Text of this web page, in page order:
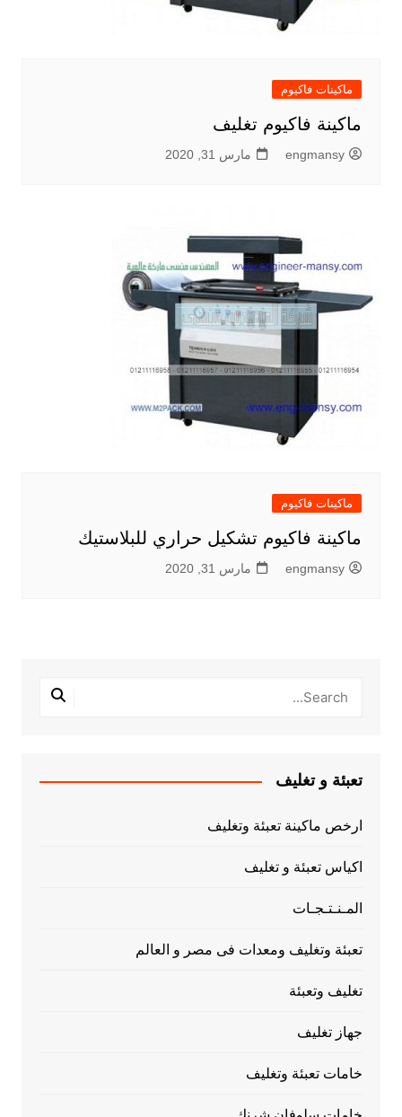
ماكينات فاكيوم
ماكينة فاكيوم تغليف
engmansy مارس 31, 2020
ماكينات فاكيوم
ماكينة فاكيوم تشكيل حراري للبلاستيك
engmansy مارس 31, 2020
تعبئة و تغليف
ارخص ماكينة تعبئة وتغليف
اكياس تعبئة و تغليف
المـنـتـجـات
تعبئة وتغليف ومعدات فى مصر و العالم
تغليف وتعبئة
جهاز تغليف
خامات تعبئة وتغليف